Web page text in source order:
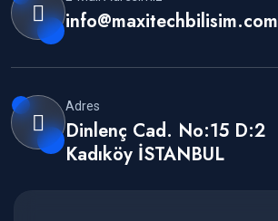
info@maxitechbilisim.com
Adres
Dinlenç Cad. No:15 D:2
Kadıköy İSTANBUL